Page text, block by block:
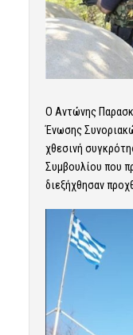
Ο Αντώνης
Ένωσης
χθεσινή
Συμβουλίου που
διεξήχθησαν